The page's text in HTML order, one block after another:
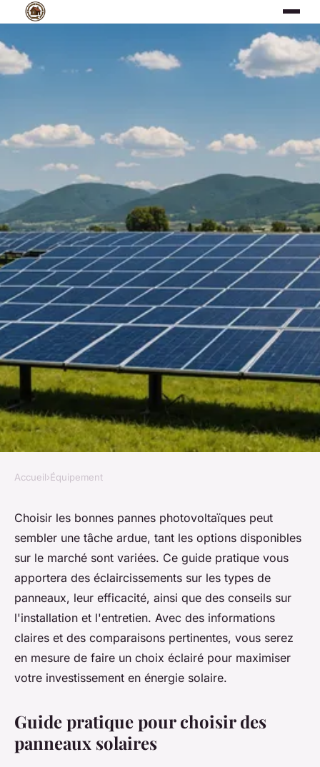
ÉQUIPEMENT
Pannes photovoltaïques :
guide pratique pour un choix
réussi
Emy•22 novembre 2025•6 min de lecture
Accueil›Équipement
Choisir les bonnes pannes photovoltaïques peut
sembler une tâche ardue, tant les options disponibles
sur le marché sont variées. Ce guide pratique vous
apportera des éclaircissements sur les types de
panneaux, leur efficacité, ainsi que des conseils sur
l'installation et l'entretien. Avec des informations
claires et des comparaisons pertinentes, vous serez
en mesure de faire un choix éclairé pour maximiser
votre investissement en énergie solaire.
Guide pratique pour choisir des
panneaux solaires